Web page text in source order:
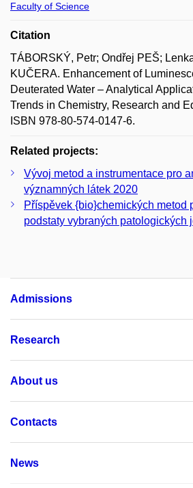
Faculty of Science
Citation
TÁBORSKÝ, Petr; Ondřej PEŠ;
KUČERA. Enhancement of
Deuterated Water – Analytical
Trends in Chemistry, Research and
ISBN 978-80-574-0147-6.
Related projects:
Vývoj metod a instrumentace pro
významných látek 2020
Příspěvek {bio}chemických metod
podstaty vybraných patologických
Admissions
Research
About us
Contacts
News